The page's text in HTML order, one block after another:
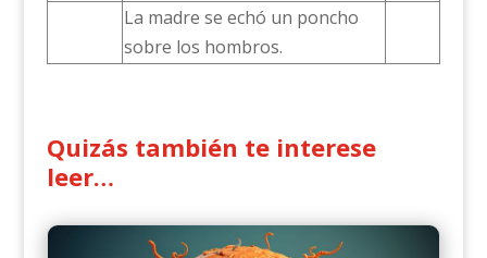
La madre se echó un poncho
sobre los hombros.
Quizás también te interese
leer…